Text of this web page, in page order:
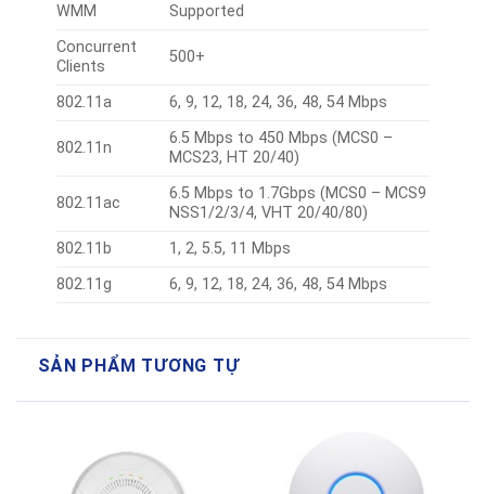
WMM
Supported
Concurrent
Clients
500+
802.11a 6, 9, 12, 18, 24, 36, 48, 54 Mbps
802.11n
6.5 Mbps to 450 Mbps (MCS0 –
MCS23, HT 20/40)
802.11ac
6.5 Mbps to 1.7Gbps (MCS0 – MCS9
NSS1/2/3/4, VHT 20/40/80)
802.11b
1, 2, 5.5, 11 Mbps
802.11g
6, 9, 12, 18, 24, 36, 48, 54 Mbps
SẢN PHẨM TƯƠNG TỰ